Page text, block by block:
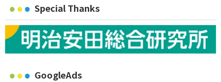
Special Thanks
GoogleAds